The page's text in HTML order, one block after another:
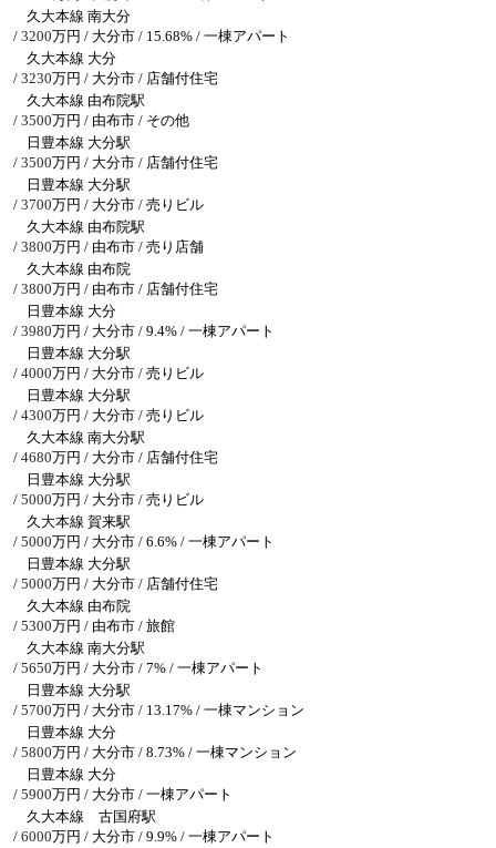
久大本線 南大分
/ 3200万円 / 大分市 / 15.68% / 一棟アパート
久大本線 大分
/ 3230万円 / 大分市 / 店舗付住宅
久大本線 由布院駅
/ 3500万円 / 由布市 / その他
日豊本線 大分駅
/ 3500万円 / 大分市 / 店舗付住宅
日豊本線 大分駅
/ 3700万円 / 大分市 / 売りビル
久大本線 由布院駅
/ 3800万円 / 由布市 / 売り店舗
久大本線 由布院
/ 3800万円 / 由布市 / 店舗付住宅
日豊本線 大分
/ 3980万円 / 大分市 / 9.4% / 一棟アパート
日豊本線 大分駅
/ 4000万円 / 大分市 / 売りビル
日豊本線 大分駅
/ 4300万円 / 大分市 / 売りビル
久大本線 南大分駅
/ 4680万円 / 大分市 / 店舗付住宅
日豊本線 大分駅
/ 5000万円 / 大分市 / 売りビル
久大本線 賀来駅
/ 5000万円 / 大分市 / 6.6% / 一棟アパート
日豊本線 大分駅
/ 5000万円 / 大分市 / 店舗付住宅
久大本線 由布院
/ 5300万円 / 由布市 / 旅館
久大本線 南大分駅
/ 5650万円 / 大分市 / 7% / 一棟アパート
日豊本線 大分駅
/ 5700万円 / 大分市 / 13.17% / 一棟マンション
日豊本線 大分
/ 5800万円 / 大分市 / 8.73% / 一棟マンション
日豊本線 大分
/ 5900万円 / 大分市 / 一棟アパート
久大本線 古国府駅
/ 6000万円 / 大分市 / 9.9% / 一棟アパート